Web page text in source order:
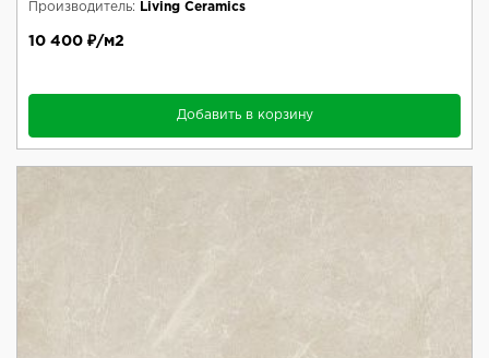
Производитель:
Living Ceramics
10 400 ₽/м2
Добавить в корзину